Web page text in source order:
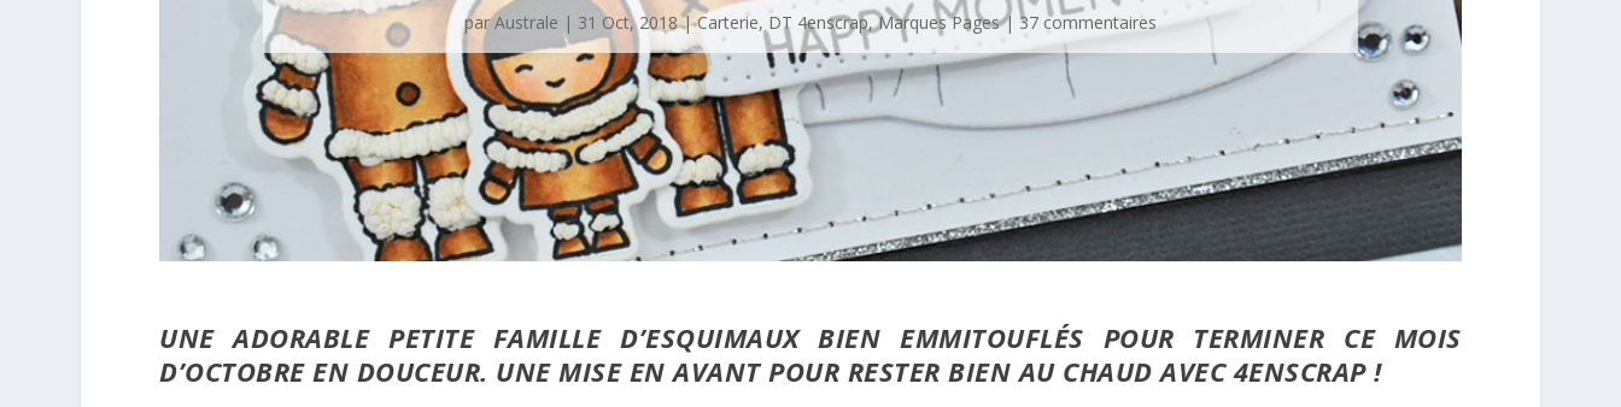
parAustrale | 31 Oct, 2018|Carterie, DT 4enscrap,Marques Pages| 37 commentaires
UNE ADORABLE PETITE FAMILLE D’ESQUIMAUX BIEN EMMITOUFLÉS POUR TERMINER CE MOIS
D’OCTOBRE EN DOUCEUR. UNE MISE EN AVANT POUR RESTER BIEN AU CHAUD AVEC 4ENSCRAP !